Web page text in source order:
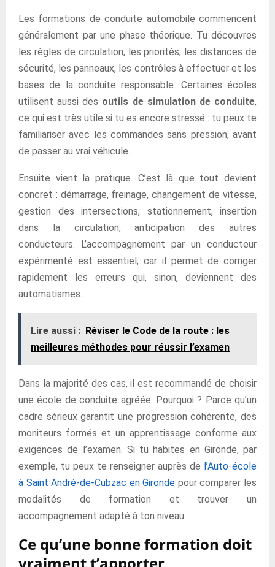
Les formations de conduite automobile commencent
généralement par une phase théorique. Tu découvres
les règles de circulation, les priorités, les distances de
sécurité, les panneaux, les contrôles à effectuer et les
bases de la conduite responsable. Certaines écoles
utilisent aussi des outils de simulation de conduite,
ce qui est très utile si tu es encore stressé : tu peux te
familiariser avec les commandes sans pression, avant
de passer au vrai véhicule.
Ensuite vient la pratique. C’est là que tout devient
concret : démarrage, freinage, changement de vitesse,
gestion des intersections, stationnement, insertion
dans la circulation, anticipation des autres
conducteurs. L’accompagnement par un conducteur
expérimenté est essentiel, car il permet de corriger
rapidement les erreurs qui, sinon, deviennent des
automatismes.
Lire aussi : Réviser le Code de la route : les
meilleures méthodes pour réussir l’examen
Dans la majorité des cas, il est recommandé de choisir
une école de conduite agréée. Pourquoi ? Parce qu’un
cadre sérieux garantit une progression cohérente, des
moniteurs formés et un apprentissage conforme aux
exigences de l’examen. Si tu habites en Gironde, par
exemple, tu peux te renseigner auprès de l’Auto-école
à Saint André-de-Cubzac en Gironde pour comparer les
modalités de formation et trouver un
accompagnement adapté à ton niveau.
Ce qu’une bonne formation doit